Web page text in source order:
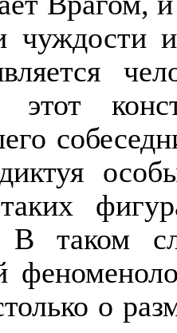
этот
В таком
о